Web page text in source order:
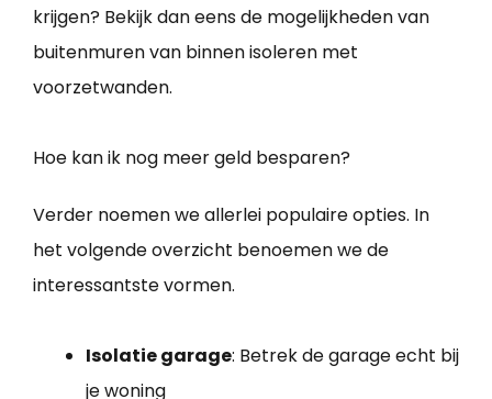
krijgen? Bekijk dan eens de mogelijkheden van
buitenmuren van binnen isoleren met
voorzetwanden.
Hoe kan ik nog meer geld besparen?
Verder noemen we allerlei populaire opties. In
het volgende overzicht benoemen we de
interessantste vormen.
Isolatie garage: Betrek de garage echt bij
je woning